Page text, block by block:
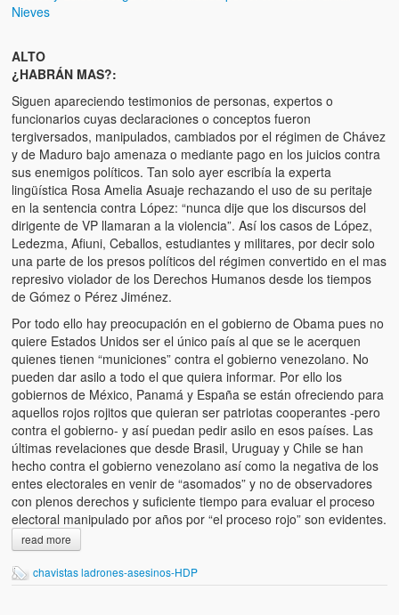
ALTO
¿HABRÁN MAS?:
Siguen apareciendo testimonios de personas, expertos o
funcionarios cuyas declaraciones o conceptos fueron
tergiversados, manipulados, cambiados por el régimen de Chávez
y de Maduro bajo amenaza o mediante pago en los juicios contra
sus enemigos políticos. Tan solo ayer escribía la experta
lingüística Rosa Amelia Asuaje rechazando el uso de su peritaje
en la sentencia contra López: “nunca dije que los discursos del
dirigente de VP llamaran a la violencia”. Así los casos de López,
Ledezma, Afiuni, Ceballos, estudiantes y militares, por decir solo
una parte de los presos políticos del régimen convertido en el mas
represivo violador de los Derechos Humanos desde los tiempos
de Gómez o Pérez Jiménez.
Por todo ello hay preocupación en el gobierno de Obama pues no
quiere Estados Unidos ser el único país al que se le acerquen
quienes tienen “municiones” contra el gobierno venezolano. No
pueden dar asilo a todo el que quiera informar. Por ello los
gobiernos de México, Panamá y España se están ofreciendo para
aquellos rojos rojitos que quieran ser patriotas cooperantes -pero
contra el gobierno- y así puedan pedir asilo en esos países. Las
últimas revelaciones que desde Brasil, Uruguay y Chile se han
hecho contra el gobierno venezolano así como la negativa de los
entes electorales en venir de “asomados” y no de observadores
con plenos derechos y suficiente tiempo para evaluar el proceso
electoral manipulado por años por “el proceso rojo” son evidentes.
read more
chavistas ladrones-asesinos-HDP